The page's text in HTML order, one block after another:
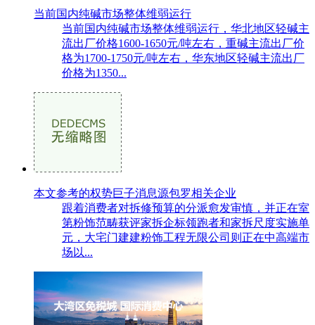
当前国内纯碱市场整体维弱运行
当前国内纯碱市场整体维弱运行，华北地区轻碱主
流出厂价格1600-1650元/吨左右，重碱主流出厂价
格为1700-1750元/吨左右，华东地区轻碱主流出厂
价格为1350...
本文参考的权势巨子消息源包罗相关企业
跟着消费者对拆修预算的分派愈发审慎，并正在室
第粉饰范畴获评家拆企标领跑者和家拆尺度实施单
元，大宅门建建粉饰工程无限公司则正在中高端市
场以...